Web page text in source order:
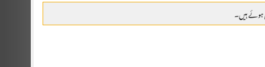
مقابلہ منتخب